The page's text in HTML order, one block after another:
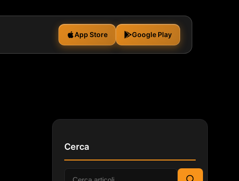
App Store Google Play
Cerca
Cerca: